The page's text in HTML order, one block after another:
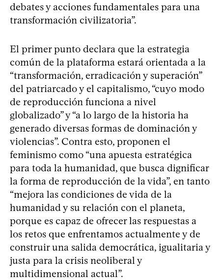
debates y acciones fundamentales para una
transformación civilizatoria”.
El primer punto declara que la estrategia
común de la plataforma estará orientada a la
“transformación, erradicación y superación”
del patriarcado y el capitalismo, “cuyo modo
de reproducción funciona a nivel
globalizado” y “a lo largo de la historia ha
generado diversas formas de dominación y
violencias”. Contra esto, proponen el
feminismo como “una apuesta estratégica
para toda la humanidad, que busca dignificar
la forma de reproducción de la vida”, en tanto
“mejora las condiciones de vida de la
humanidad y su relación con el planeta,
porque es capaz de ofrecer las respuestas a
los retos que enfrentamos actualmente y de
construir una salida democrática, igualitaria y
justa para la crisis neoliberal y
multidimensional actual”.